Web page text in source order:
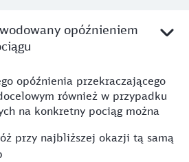
opóźnieniem
opóźnienia przekraczającego
również w przypadku
na konkretny pociąg można
przy najbliższej okazji tą samą